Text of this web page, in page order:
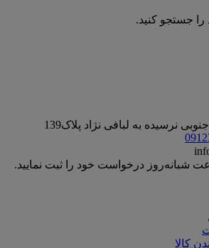
جستجو کنید.
نرسیده به لبافی نژاد پلاک139
کالا